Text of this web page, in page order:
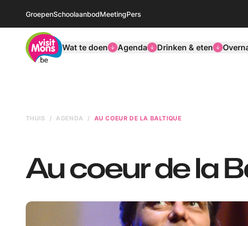
GroepenSchoolaanbodMeetingPers
VisitMons Logo
Wat te doen
Agenda Drinken & eten
THUIS AGENDA AU COEUR DE LA BALTIQUE
Au coeur de la